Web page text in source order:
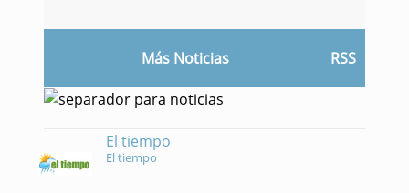
Más Noticias RSS
El tiempo
El tiempo